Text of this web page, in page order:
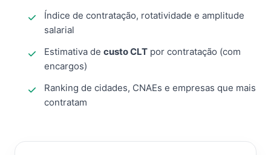
Índice de contratação, rotatividade e amplitude
salarial
Estimativa de custo CLT por contratação (com
encargos)
Ranking de cidades, CNAEs e empresas que mais
contratam